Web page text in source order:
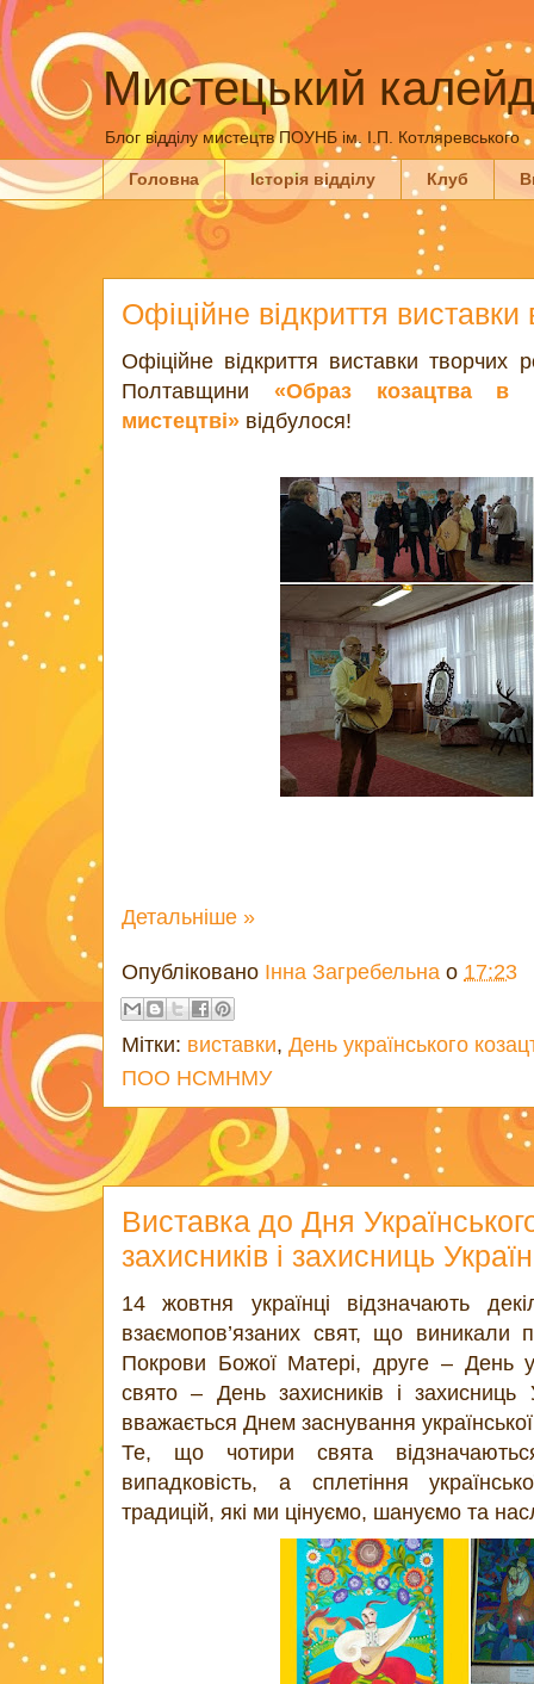
Мистецький
Блог відділу мистецтв ПОУНБ ім. І.П. Котляревського
Головна Історія відділу Клуб
Офіційне відкриття виставки
Офіційне відкриття виставки творчих
Полтавщини «Образ козацтва в
мистецтві» відбулося!
Детальніше »
Опубліковано Інна Загребельна о 17:23
Мітки: виставки, День українського
ПОО НСМНМУ
Виставка до Дня
захисників і захисниць
14 жовтня українці відзначають
взаємопов’язаних свят, що
Покрови Божої Матері, друге – День
свято – День захисників і
вважається Днем заснування української
Те, що чотири свята
випадковість, а сплетіння
традицій, які ми цінуємо, шануємо та